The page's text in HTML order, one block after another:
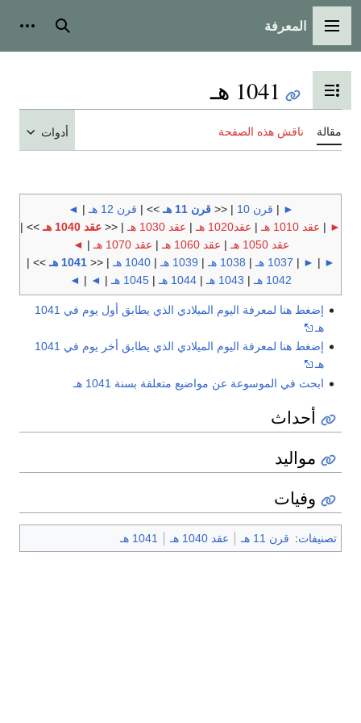
القائمة الرئيسية
المعرفة بحث
تبديل عرض جدول المحتويات
1041 هـ
مقالة ناقش هذه الصفحة أدوات
►
| قرن 10 | <<قرن 11 هـ >> | قرن 12 هـ |
◄
►
| عقد 1010 هـ | عقد1020 هـ | عقد 1030 هـ | << عقد 1040 هـ
>> |
عقد 1050 هـ
| عقد 1060 هـ | عقد 1070 هـ |
◄
►
|
►
| 1037 هـ | 1038 هـ | 1039 هـ |1040 هـ | <<1041 هـ
>> |
1042 هـ
| 1043 هـ | 1044 هـ | 1045 هـ |
◄
|
◄
إضغط هنا لمعرفة اليوم الميلادي الذي يطابق أول يوم في 1041
هـ
إضغط هنا لمعرفة اليوم الميلادي الذي يطابق أخر يوم في 1041
هـ
ابحث في الموسوعة عن مواضيع متعلقة بسنة 1041 هـ
أحداث
مواليد
وفيات
تصنيفات: قرن 11 هـ عقد 1040 هـ 1041 هـ